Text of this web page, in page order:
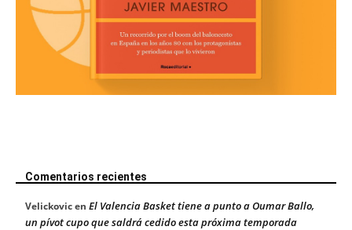
Comentarios recientes
Velickovicen El Valencia Basket tiene a punto a Oumar Ballo,
un pívot cupo que saldrá cedido esta próxima temporada